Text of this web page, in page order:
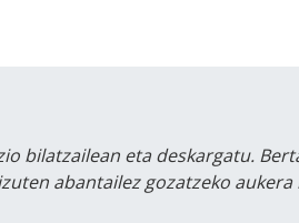
bilatzailean eta deskargatu.
abantailez gozatzeko aukera